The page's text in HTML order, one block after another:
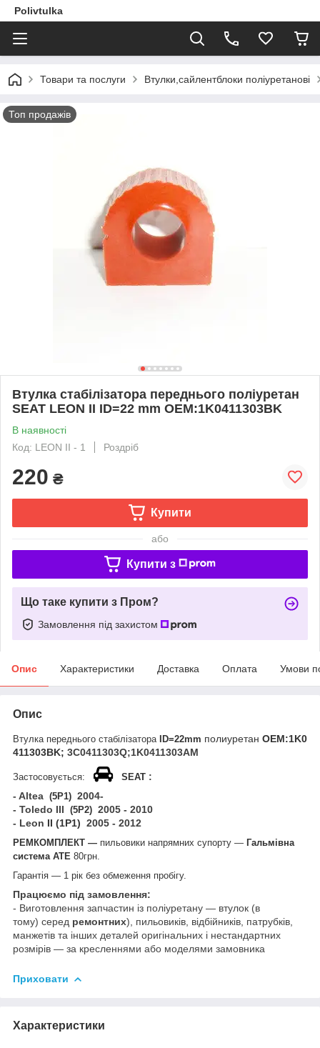
Polivtulka
Товари та послуги Втулки,сайлентблоки поліуретанові
Топ продажів
Втулка стабілізатора переднього поліуретан
SEAT LEON II ID=22 mm OEM:1K0411303BK
В наявності
Код: LEON II - 1
Роздріб
220 ₴
Купити
або
Купити з
Що таке купити з Пром?
Замовлення під захистом
Опис Характеристики Доставка Оплата Умови
Опис
Втулка переднього стабілізатора ID=22mm полиуретан ОЕМ:1K0
411303BK; 3C0411303Q;1K0411303AM
Застосовується: SEAT :
- Altea (5P1) 2004-
- Toledо III (5P2) 2005 - 2010
- Leon II (1P1) 2005 - 2012
РЕМКОМПЛЕКТ — пильовики напрямних супорту — Гальмівна
система АТЕ 80грн.
Гарантія — 1 рік без обмеження пробігу.
Працюємо під замовлення:
- Виготовлення запчастин із поліуретану — втулок (в
тому) серед ремонтних), пильовиків, відбійників, патрубків,
манжетів та інших деталей оригінальних і нестандартних
розмірів — за кресленнями або моделями замовника
Приховати
Характеристики